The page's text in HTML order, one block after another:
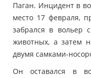
Паган. Инцидент в
место 17 февраля,
забрался в вольер
животных, а затем
двумя самками-
Он оставался в